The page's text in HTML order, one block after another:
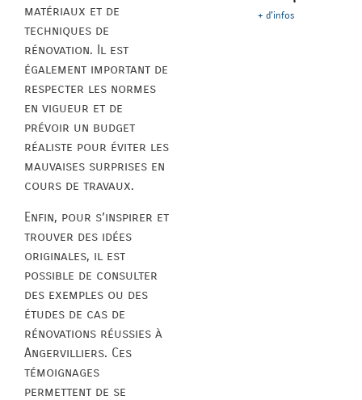
matériaux et de
techniques de
rénovation. Il est
également important de
respecter les normes
en vigueur et de
prévoir un budget
réaliste pour éviter les
mauvaises surprises en
cours de travaux.
Enfin, pour s’inspirer et
trouver des idées
originales, il est
possible de consulter
des exemples ou des
études de cas de
rénovations réussies à
Angervilliers. Ces
témoignages
permettent de se
+ d'infos